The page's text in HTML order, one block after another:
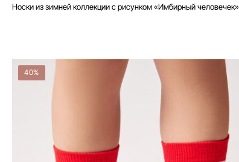
Носки из зимней коллекции с рисунком «Имбирный человечек»
40%